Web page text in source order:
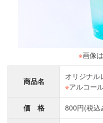
※画像
商品名
オリジナ
※アルコー
価 格 800円(税込